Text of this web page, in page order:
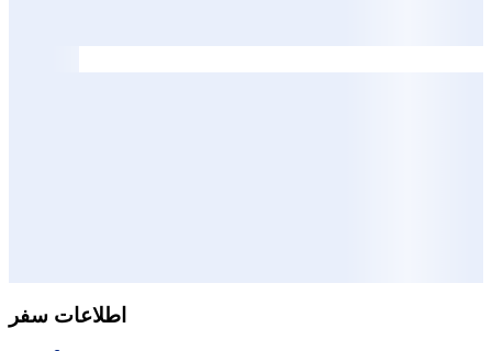
اطلاعات سفر